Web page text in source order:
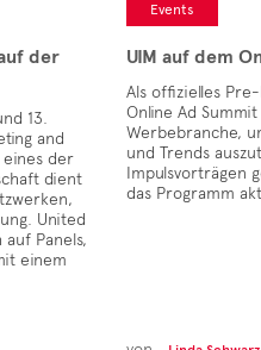
der
13.
and
eines der
dient
United
Panels,
einem
Events
UIM auf dem
Als offizielles
Online Ad
Werbebranche,
und Trends
Impulsvorträgen
das Programm